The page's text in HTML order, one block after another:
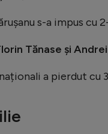
s-a impus cu
Tănase și
a pierdut cu